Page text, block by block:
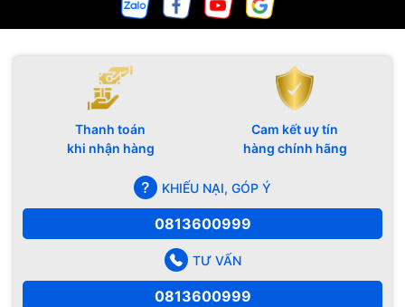
Thanh toán
khi nhận hàng
Cam kết uy tín
hàng chính hãng
KHIẾU NẠI, GÓP Ý
0813600999
TƯ VẤN
0813600999